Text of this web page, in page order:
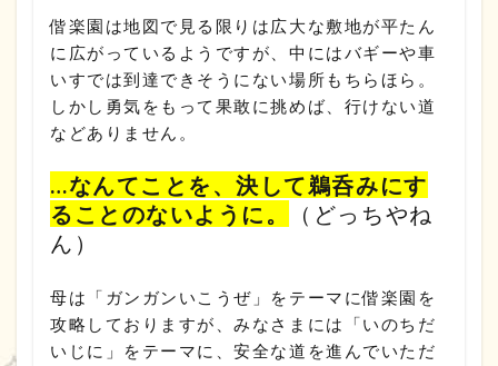
偕楽園は地図で見る限りは広大な敷地が平たん
に広がっているようですが、中にはバギーや車
いすでは到達できそうにない場所もちらほら。
しかし勇気をもって果敢に挑めば、行けない道
などありません。
…なんてことを、決して鵜呑みにす
ることのないように。
（どっちやね
ん）
母は「ガンガンいこうぜ」をテーマに偕楽園を
攻略しておりますが、みなさまには「いのちだ
いじに」をテーマに、安全な道を進んでいただ